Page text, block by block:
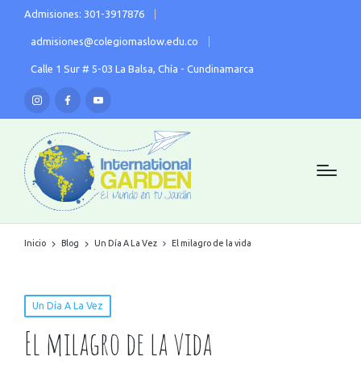
Admisiones: 301-3917876
admisiones@colegiomaslow.edu.co
Calle 1 Sur # 5-03 La Balsa, Chía - Cundinamarca
Inicio Blog Un Día A La Vez El milagro de la vida
Un Día A La Vez
El milagro de la vida